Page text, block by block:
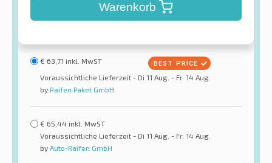
Warenkorb
€ 63,71 inkl. MwST
Voraussichtliche Lieferzeit - Di 11 Aug. - Fr. 14 Aug.
by Raifen Paket GmbH
€ 65,44 inkl. MwST
Voraussichtliche Lieferzeit - Di 11 Aug. - Fr. 14 Aug.
by Auto-Raifen GmbH